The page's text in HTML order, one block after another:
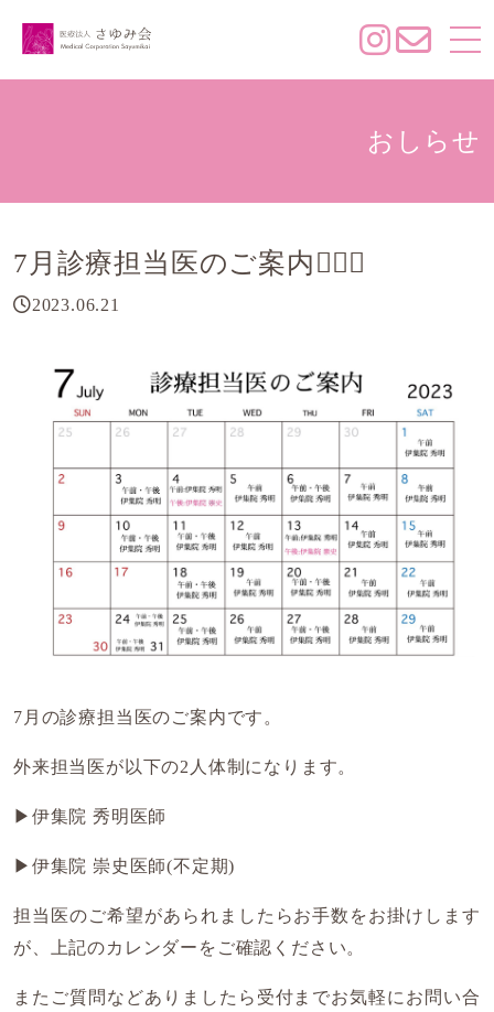
おしらせ
7月診療担当医のご案内👨🏻‍⚕️
2023.06.21
7月の診療担当医のご案内です。
外来担当医が以下の2人体制になります。
▶伊集院 秀明医師
▶伊集院 崇史医師(不定期)
担当医のご希望があられましたらお手数をお掛けします
が、上記のカレンダーをご確認ください。
またご質問などありましたら受付までお気軽にお問い合